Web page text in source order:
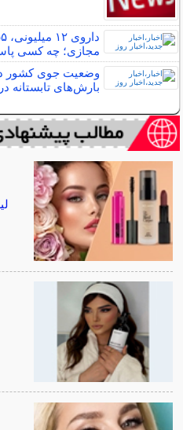
مجازی؛ چه کسی
بارش‌های تابستانه در راه ۱۱